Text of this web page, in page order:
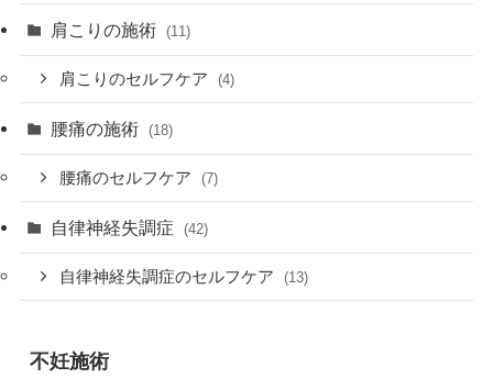
肩こりの施術 (11)
肩こりのセルフケア (4)
腰痛の施術 (18)
腰痛のセルフケア (7)
自律神経失調症 (42)
自律神経失調症のセルフケア (13)
不妊施術